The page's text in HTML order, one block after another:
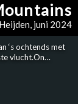
‘s ochtends met
vlucht.On…
juni 2024